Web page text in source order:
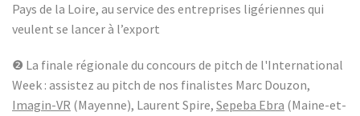
Pays de la Loire, au service des entreprises ligériennes qui
veulent se lancer à l’export
❷ La finale régionale du concours de pitch de l'International
Week : assistez au pitch de nos finalistes Marc Douzon,
Imagin-VR (Mayenne), Laurent Spire, Sepeba Ebra (Maine-et-